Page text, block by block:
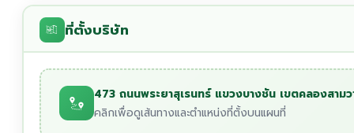
ที่ตั้งบริษัท
473 ถนนพระยาสุเรนทร์ แขวงบางชัน เขตคลองสาม
คลิกเพื่อดูเส้นทางและตำแหน่งที่ตั้งบนแผนที่